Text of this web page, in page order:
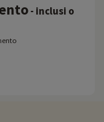
- inclusi o